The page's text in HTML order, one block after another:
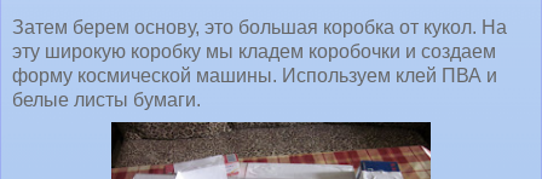
Затем берем основу, это большая коробка от кукол. На
эту широкую коробку мы кладем коробочки и создаем
форму космической машины. Используем клей ПВА и
белые листы бумаги.